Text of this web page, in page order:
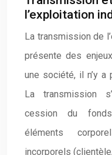
l’exploitation
La transmission de
présente des
une société, il n’y
La transmission
cession du
éléments
incorporels